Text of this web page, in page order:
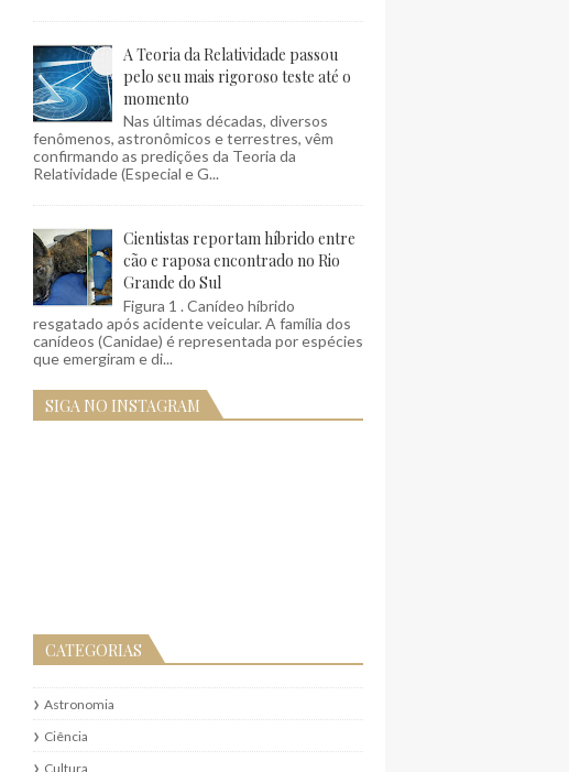
A Teoria da Relatividade passou
pelo seu mais rigoroso teste até o
momento
Nas últimas décadas, diversos
fenômenos, astronômicos e terrestres, vêm
confirmando as predições da Teoria da
Relatividade (Especial e G...
Cientistas reportam híbrido entre
cão e raposa encontrado no Rio
Grande do Sul
Figura 1 . Canídeo híbrido
resgatado após acidente veicular. A família dos
canídeos (Canidae) é representada por espécies
que emergiram e di...
SIGA NO INSTAGRAM
CATEGORIAS
Astronomia
Ciência
Cultura